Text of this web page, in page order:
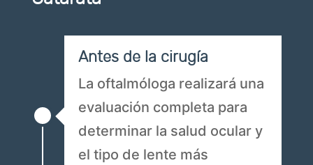
Antes de la cirugía
La oftalmóloga realizará una
evaluación completa para
determinar la salud ocular y
el tipo de lente más